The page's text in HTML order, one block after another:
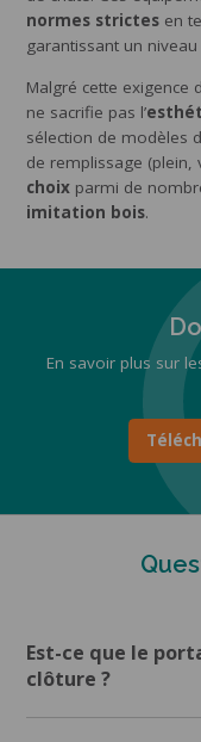
normes strictesen
garantissant un
Malgré cette exigence
ne sacrifie pas l’
sélection de modèles
de remplissage (plein,
choixparmi de
imitation bois.
En savoir plus sur
Est-ce que le
clôture ?